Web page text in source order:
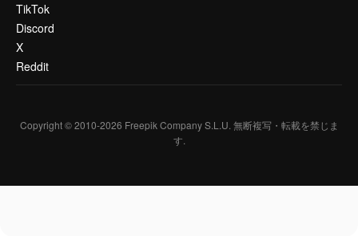
TikTok
Discord
X
Reddit
Copyright © 2010-2026 Freepik Company S.L.U. 無断複写・転載を禁じま
す.